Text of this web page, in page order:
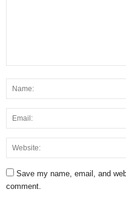
Save my name, email, and
comment.